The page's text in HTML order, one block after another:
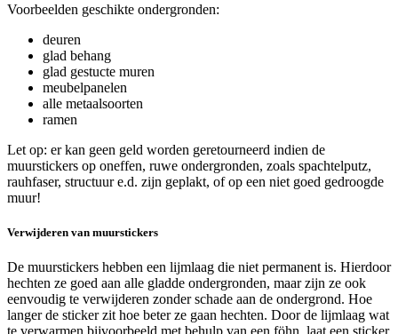
Voorbeelden geschikte ondergronden:
deuren
glad behang
glad gestucte muren
meubelpanelen
alle metaalsoorten
ramen
Let op: er kan geen geld worden geretourneerd indien de
muurstickers op oneffen, ruwe ondergronden, zoals spachtelputz,
rauhfaser, structuur e.d. zijn geplakt, of op een niet goed gedroogde
muur!
Verwijderen van muurstickers
De muurstickers hebben een lijmlaag die niet permanent is. Hierdoor
hechten ze goed aan alle gladde ondergronden, maar zijn ze ook
eenvoudig te verwijderen zonder schade aan de ondergrond. Hoe
langer de sticker zit hoe beter ze gaan hechten. Door de lijmlaag wat
te verwarmen bijvoorbeeld met behulp van een föhn, laat een sticker